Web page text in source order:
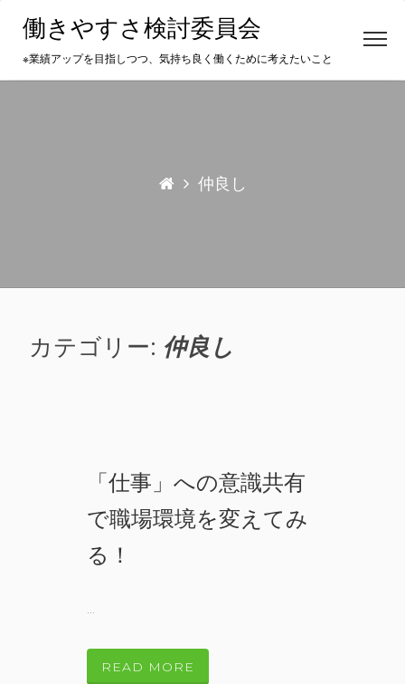
content
働きやすさ検討委員会
※業績アップを目指しつつ、気持ち良く働くために考えたいこと
仲良し
カテゴリー: 仲良し
「仕事」への意識共有
で職場環境を変えてみ
る！
...
READ MORE